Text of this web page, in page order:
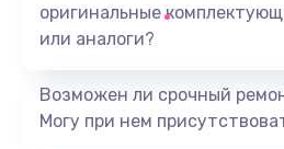
Замена аккумулятора
оригинальные
или аналоги?
Возможен ли срочный
Могу при нем